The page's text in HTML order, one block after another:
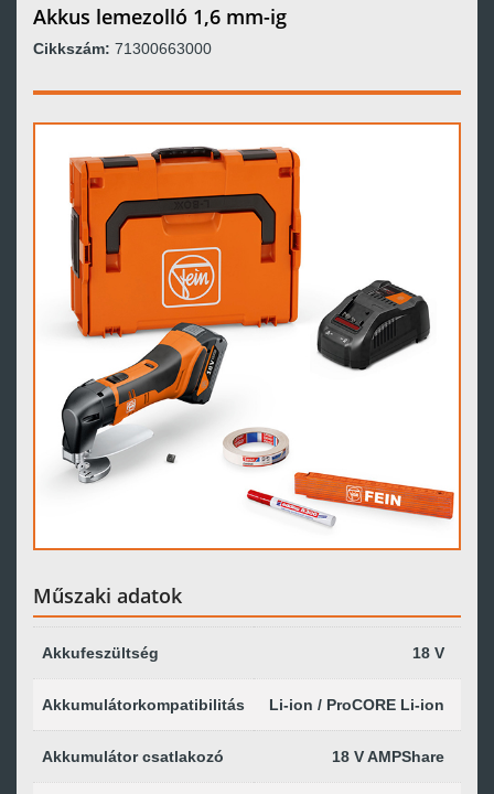
Akkus lemezolló 1,6 mm-ig
Cikkszám: 71300663000
Műszaki adatok
Akkufeszültség 18 V
Akkumulátorkompatibilitás Li-ion / ProCORE Li-ion
Akkumulátor csatlakozó 18 V AMPShare